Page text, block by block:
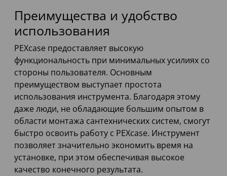
Преимущества и удобство
использования
PEXcase предоставляет высокую
функциональность при минимальных усилиях со
стороны пользователя. Основным
преимуществом выступает простота
использования инструмента. Благодаря этому
даже люди, не обладающие большим опытом в
области монтажа сантехнических систем, смогут
быстро освоить работу с PEXcase. Инструмент
позволяет значительно экономить время на
установке, при этом обеспечивая высокое
качество конечного результата.